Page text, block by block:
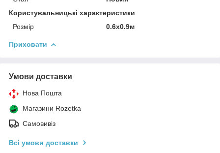
Користувальницькі характеристики
Розмір
0.6x0.9м
Приховати
Умови доставки
Нова Пошта
Магазини Rozetka
Самовивіз
Всі умови доставки